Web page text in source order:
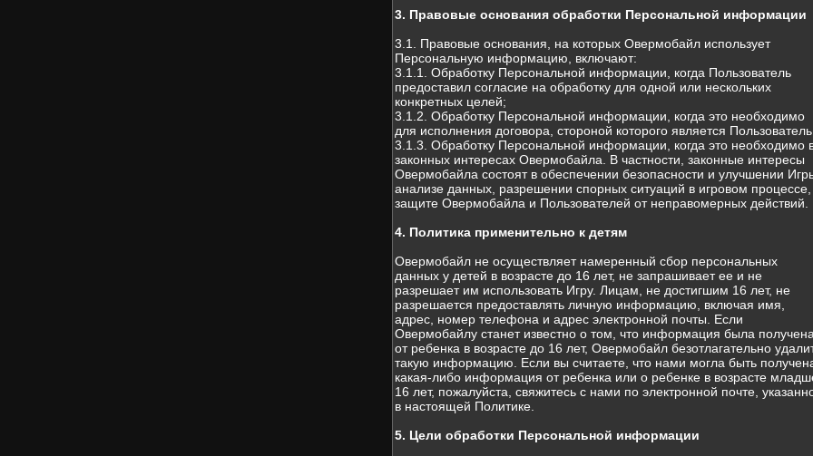
3. Правовые основания обработки Персональной информации
3.1. Правовые основания, на которых Овермобайл использует
Персональную информацию, включают:
3.1.1. Обработку Персональной информации, когда Пользователь
предоставил согласие на обработку для одной или нескольких
конкретных целей;
3.1.2. Обработку Персональной информации, когда это необходимо
для исполнения договора, стороной которого является
3.1.3. Обработку Персональной информации, когда это необходимо
законных интересах Овермобайла. В частности, законные интересы
Овермобайла состоят в обеспечении безопасности и улучшении
анализе данных, разрешении спорных ситуаций в игровом процессе,
защите Овермобайла и Пользователей от неправомерных действий.
4. Политика применительно к детям
Овермобайл не осуществляет намеренный сбор персональных
данных у детей в возрасте до 16 лет, не запрашивает ее и не
разрешает им использовать Игру. Лицам, не достигшим 16 лет, не
разрешается предоставлять личную информацию, включая имя,
адрес, номер телефона и адрес электронной почты. Если
Овермобайлу станет известно о том, что информация была получена
от ребенка в возрасте до 16 лет, Овермобайл безотлагательно
такую информацию. Если вы считаете, что нами могла быть
какая-либо информация от ребенка или о ребенке в возрасте
16 лет, пожалуйста, свяжитесь с нами по электронной почте,
в настоящей Политике.
5. Цели обработки Персональной информации